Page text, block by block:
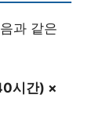
과 같은
시간) ×